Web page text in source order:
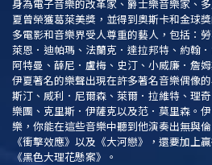
身為電子音樂的改革家、爵士樂音樂家、
夏曾榮獲葛萊美獎，並得到奧斯卡和金球
多電影和音樂界受人尊重的藝人，包括：
萊恩．迪帕瑪、法蘭克．達拉邦特、約翰
阿特曼、薛尼．盧梅、史汀、小威廉．詹
伊夏著名的樂聲出現在許多著名音樂偶像
斯汀、威利．尼爾森、萊爾．拉維特、理
樂團、克里斯．伊薩克以及范．莫里森。
樂，你能在這些音樂中聽到他演奏出無與
《衝擊效應》 以及 《大河戀》 ，還要加上
《黑色大理花懸案》 。